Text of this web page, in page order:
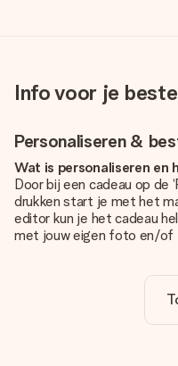
Info voor je
Personaliseren &
Wat is personaliseren en
Door bij een cadeau op de
drukken start je met het
editor kun je het cadeau
met jouw eigen foto en/of
Is personalisatie in de
De prijs die op de website